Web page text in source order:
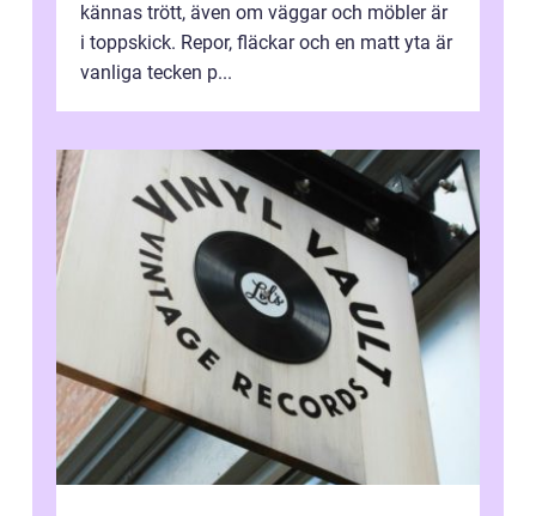
kännas trött, även om väggar och möbler är
i toppskick. Repor, fläckar och en matt yta är
vanliga tecken p...